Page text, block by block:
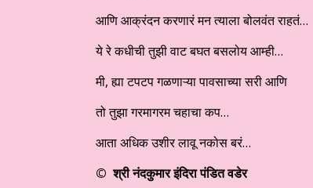
आणि आक्रंदन करणारं मन त्याला बोलवंत राहतं…
ये रे कधीची तुझी वाट बघत बसलोय आम्ही…
मी, ह्या टपटप गळणाऱ्या पावसाच्या सरी आणि
तो तुझा गरमागरम चहाचा कप…
आता अधिक उशीर लावू नकोस बरं…
© श्री नंदकुमार इंदिरा पंडित वडेर